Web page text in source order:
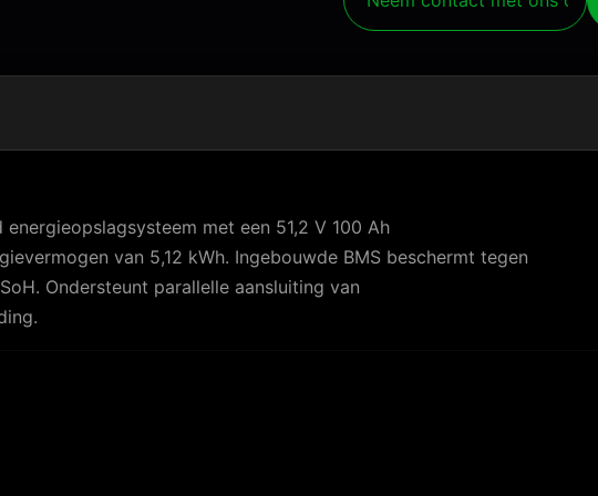
met een 51,2 V 100 Ah
van 5,12 kWh. Ingebouwde BMS beschermt tegen
Ondersteunt parallelle aansluiting van